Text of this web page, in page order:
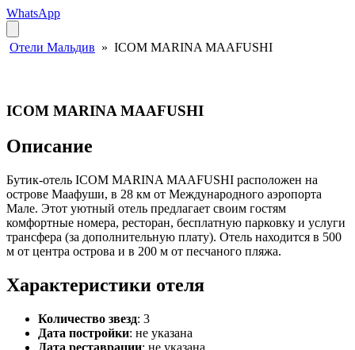
WhatsApp
Отели Мальдив » ICOM MARINA MAAFUSHI
ICOM MARINA MAAFUSHI
Описание
Бутик-отель ICOM MARINA MAAFUSHI расположен на
острове Маафуши, в 28 км от Международного аэропорта
Мале. Этот уютный отель предлагает своим гостям
комфортные номера, ресторан, бесплатную парковку и услуги
трансфера (за дополнительную плату). Отель находится в 500
м от центра острова и в 200 м от песчаного пляжа.
Характеристики отеля
Количество звезд: 3
Дата постройки: не указана
Дата реставрации: не указана